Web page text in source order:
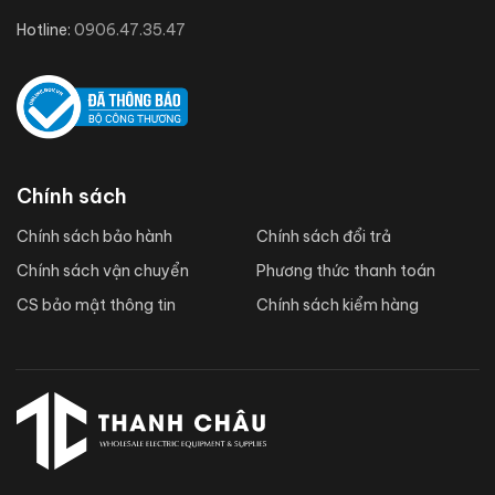
Hotline: 0906.47.35.47
Chính sách
Chính sách bảo hành
Chính sách vận chuyển
CS bảo mật thông tin
Chính sách đổi trả
Phương thức thanh toán
Chính sách kiểm hàng